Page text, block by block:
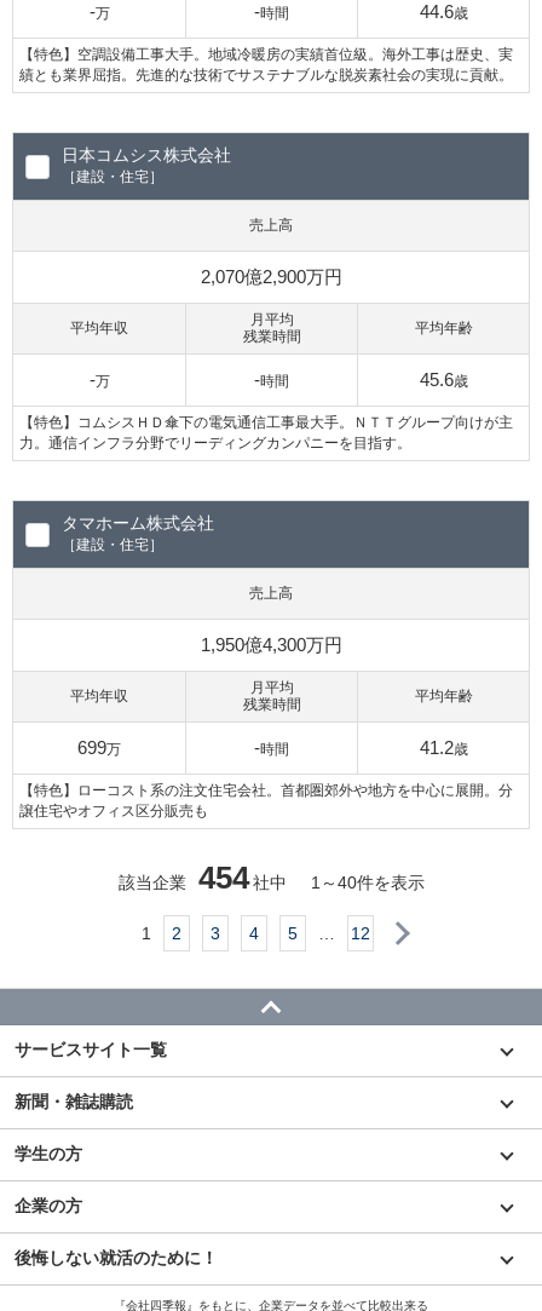
-万 -時間 44.6歳
【特色】空調設備工事大手。地域冷暖房の実績首位級。海外工事は歴史、実
績とも業界屈指。先進的な技術でサステナブルな脱炭素社会の実現に貢献。
日本コムシス株式会社
［建設・住宅］
売上高
2,070億2,900万円
平均年収
-万
月平均
残業時間
-時間
平均年齢
45.6歳
【特色】コムシスＨＤ傘下の電気通信工事最大手。ＮＴＴグループ向けが主
力。通信インフラ分野でリーディングカンパニーを目指す。
タマホーム株式会社
［建設・住宅］
売上高
1,950億4,300万円
平均年収
699万
月平均
残業時間
-時間
平均年齢
41.2歳
【特色】ローコスト系の注文住宅会社。首都圏郊外や地方を中心に展開。分
譲住宅やオフィス区分販売も
該当企業 454 社中 1 ～40件を表示
1 2 3 4 5 12
サービスサイト一覧
新聞・雑誌購読
学生の方
企業の方
後悔しない就活のために！
『会社四季報』をもとに、企業データを並べて比較出来る